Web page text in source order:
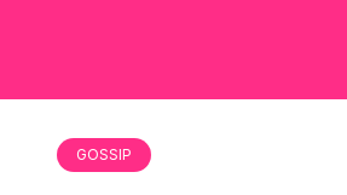
GOSSIP